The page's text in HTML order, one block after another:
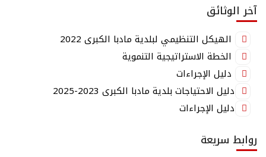
آخر الوثائق
الهيكل التنظيمي لبلدية مادبا الكبرى 2022
الخطة الاستراتيجية التنموية
دليل الإجراءات
دليل الاحتياجات بلدية مادبا الكبرى 2023-2025
دليل الإجراءات
روابط سريعة